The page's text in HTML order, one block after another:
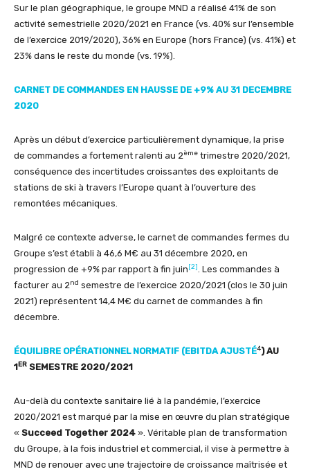
Sur le plan géographique, le groupe MND a réalisé 41% de son
activité semestrielle 2020/2021 en France (vs. 40% sur l’ensemble
de l’exercice 2019/2020), 36% en Europe (hors France) (vs. 41%) et
23% dans le reste du monde (vs. 19%).
CARNET DE COMMANDES EN HAUSSE DE +9% AU 31 DECEMBRE
2020
Après un début d’exercice particulièrement dynamique, la prise
de commandes a fortement ralenti au 2ème trimestre 2020/2021,
conséquence des incertitudes croissantes des exploitants de
stations de ski à travers l’Europe quant à l’ouverture des
remontées mécaniques.
Malgré ce contexte adverse, le carnet de commandes fermes du
Groupe s’est établi à 46,6 M€ au 31 décembre 2020, en
progression de +9% par rapport à fin juin[2]. Les commandes à
facturer au 2nd semestre de l’exercice 2020/2021 (clos le 30 juin
2021) représentent 14,4 M€ du carnet de commandes à fin
décembre.
ÉQUILIBRE OPÉRATIONNEL NORMATIF (EBITDA AJUSTÉ4) AU
1ER SEMESTRE 2020/2021
Au-delà du contexte sanitaire lié à la pandémie, l’exercice
2020/2021 est marqué par la mise en œuvre du plan stratégique
« Succeed Together 2024 ». Véritable plan de transformation
du Groupe, à la fois industriel et commercial, il vise à permettre à
MND de renouer avec une trajectoire de croissance maîtrisée et